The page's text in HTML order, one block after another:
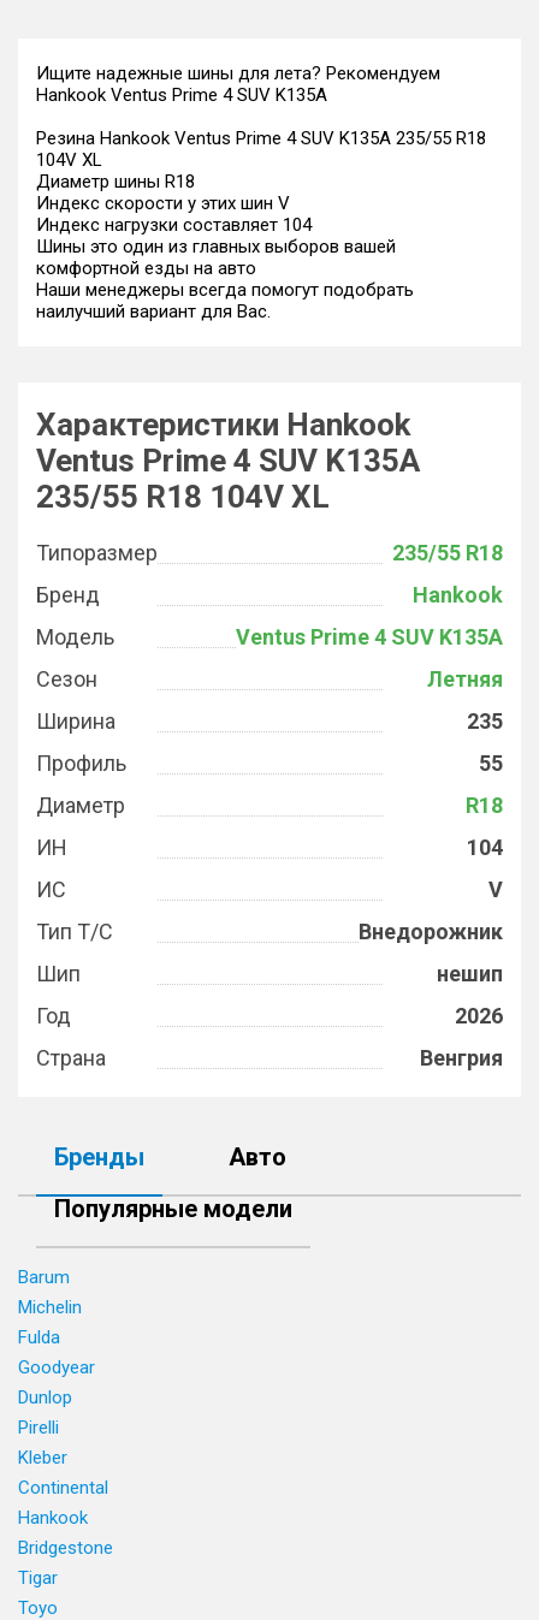
Ищите надежные шины для лета? Рекомендуем
Hankook Ventus Prime 4 SUV K135A
Резина Hankook Ventus Prime 4 SUV K135A 235/55 R18
104V XL
Диаметр шины R18
Индекс скорости у этих шин V
Индекс нагрузки составляет 104
Шины это один из главных выборов вашей
комфортной езды на авто
Наши менеджеры всегда помогут подобрать
наилучший вариант для Вас.
Характеристики Hankook
Ventus Prime 4 SUV K135A
235/55 R18 104V XL
Типоразмер
235/55 R18
Бренд
Hankook
Модель
Ventus Prime 4 SUV K135A
Сезон
Летняя
Ширина
235
Профиль
55
Диаметр
R18
ИН
104
ИС
V
Тип Т/С
Внедорожник
Шип
нешип
Год
2026
Страна
Венгрия
Бренды
Авто
Популярные модели
Barum
Michelin
Fulda
Goodyear
Dunlop
Pirelli
Kleber
Continental
Hankook
Bridgestone
Tigar
Toyo